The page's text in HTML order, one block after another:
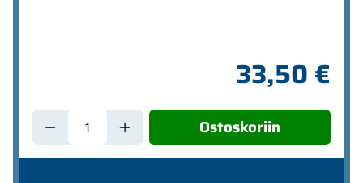
33,50 €
Ostoskoriin